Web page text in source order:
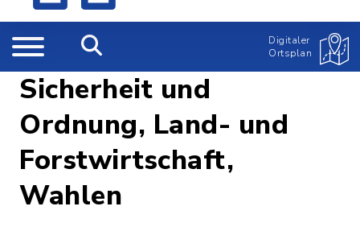
Digitaler
Ortsplan
Sicherheit und
Ordnung, Land- und
Forstwirtschaft,
Wahlen